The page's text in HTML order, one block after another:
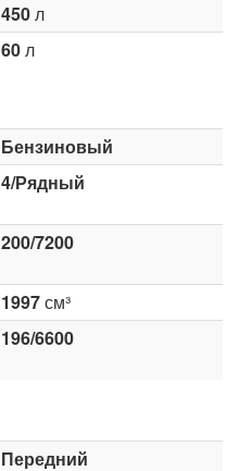
450л
60л
Бензиновый
4/Рядный
200/7200
1997см³
196/6600
Передний